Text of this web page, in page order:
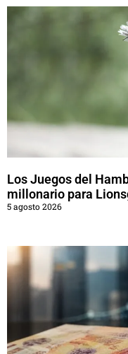
Los Juegos del
millonario para
5 agosto 2026